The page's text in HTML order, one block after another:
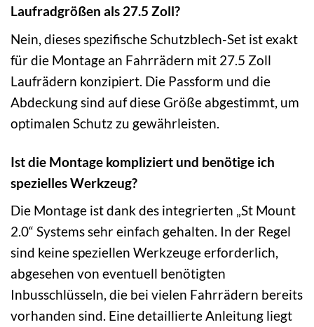
Laufradgrößen als 27.5 Zoll?
Nein, dieses spezifische Schutzblech-Set ist exakt
für die Montage an Fahrrädern mit 27.5 Zoll
Laufrädern konzipiert. Die Passform und die
Abdeckung sind auf diese Größe abgestimmt, um
optimalen Schutz zu gewährleisten.
Ist die Montage kompliziert und benötige ich
spezielles Werkzeug?
Die Montage ist dank des integrierten „St Mount
2.0“ Systems sehr einfach gehalten. In der Regel
sind keine speziellen Werkzeuge erforderlich,
abgesehen von eventuell benötigten
Inbusschlüsseln, die bei vielen Fahrrädern bereits
vorhanden sind. Eine detaillierte Anleitung liegt